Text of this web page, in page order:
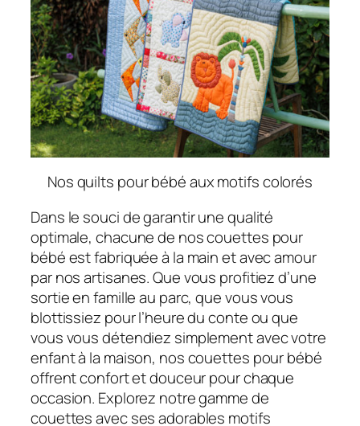
Nos quilts pour bébé aux motifs colorés
Dans le souci de garantir une qualité
optimale, chacune de nos couettes pour
bébé est fabriquée à la main et avec amour
par nos artisanes. Que vous profitiez d’une
sortie en famille au parc, que vous vous
blottissiez pour l’heure du conte ou que
vous vous détendiez simplement avec votre
enfant à la maison, nos couettes pour bébé
offrent confort et douceur pour chaque
occasion. Explorez notre gamme de
couettes avec ses adorables motifs